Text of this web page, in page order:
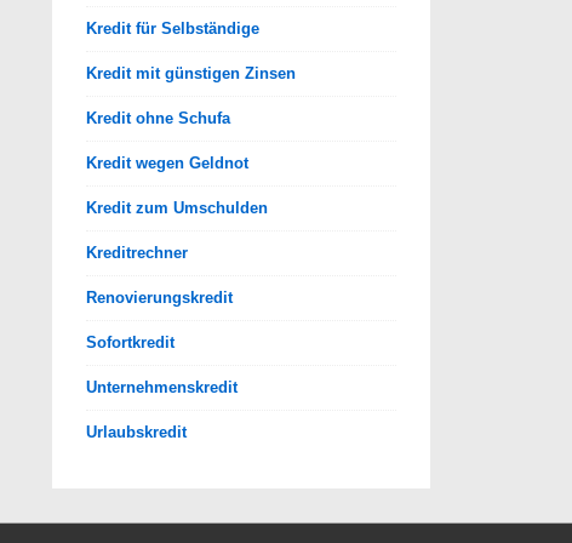
Kredit für Selbständige
Kredit mit günstigen Zinsen
Kredit ohne Schufa
Kredit wegen Geldnot
Kredit zum Umschulden
Kreditrechner
Renovierungskredit
Sofortkredit
Unternehmenskredit
Urlaubskredit